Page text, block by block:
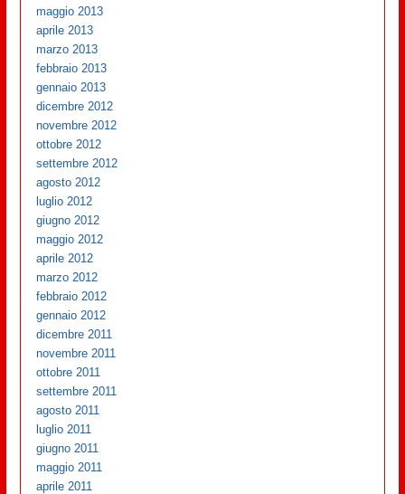
maggio 2013
aprile 2013
marzo 2013
febbraio 2013
gennaio 2013
dicembre 2012
novembre 2012
ottobre 2012
settembre 2012
agosto 2012
luglio 2012
giugno 2012
maggio 2012
aprile 2012
marzo 2012
febbraio 2012
gennaio 2012
dicembre 2011
novembre 2011
ottobre 2011
settembre 2011
agosto 2011
luglio 2011
giugno 2011
maggio 2011
aprile 2011